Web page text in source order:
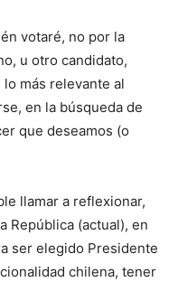
votaré, no por la
u otro candidato,
más relevante al
en la búsqueda de
que deseamos (o
llamar a reflexionar,
República (actual), en
ser elegido Presidente
chilena, tener